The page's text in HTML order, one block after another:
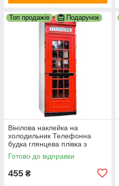
Топ продажів Подарунок
Вінілова наклейка на
холодильник Телефонна
будка глянцева плівка з
ламінацією 600х1800 мм
Готово до відправки
455 ₴